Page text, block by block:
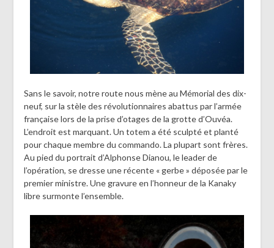
Sans le savoir, notre route nous mène au Mémorial des dix-
neuf, sur la stèle des révolutionnaires abattus par l’armée
française lors de la prise d’otages de la grotte d’Ouvéa.
L’endroit est marquant. Un totem a été sculpté et planté
pour chaque membre du commando. La plupart sont frères.
Au pied du portrait d’Alphonse Dianou, le leader de
l’opération, se dresse une récente « gerbe » déposée par le
premier ministre. Une gravure en l’honneur de la Kanaky
libre surmonte l’ensemble.